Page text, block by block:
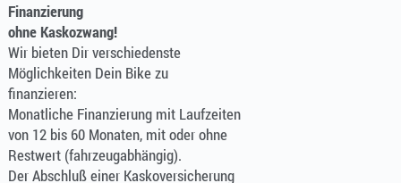
Finanzierung
ohne Kaskozwang!
Wir bieten Dir verschiedenste
Möglichkeiten Dein Bike zu
finanzieren:
Monatliche Finanzierung mit Laufzeiten
von 12 bis 60 Monaten, mit oder ohne
Restwert (fahrzeugabhängig).
Der Abschluß einer Kaskoversicherung